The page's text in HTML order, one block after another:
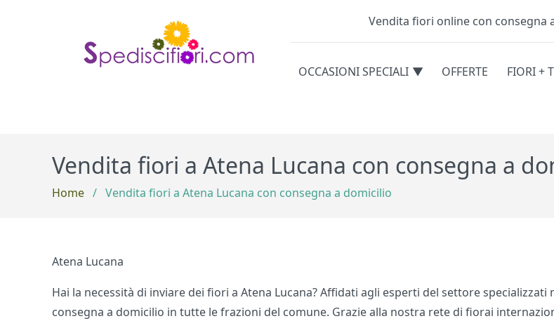
Testata
Vendita fiori online con consegna
Categorie
OCCASIONI SPECIALI OFFERTE FIORI +
Vendita fiori a Atena Lucana con consegna a
Home / Vendita fiori a Atena Lucana con consegna a domicilio
Atena Lucana
Hai la necessità di inviare dei fiori a Atena Lucana? Affidati agli esperti del settore
consegna a domicilio in tutte le frazioni del comune. Grazie alla nostra rete di fiorai